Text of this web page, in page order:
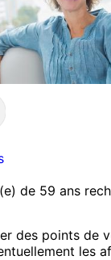
de 59 ans
des points de
les